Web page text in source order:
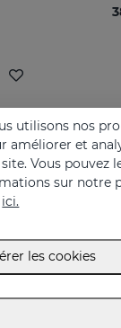
SESRETINAL Mature Skin Gel-Crème
utilisons nos
améliorer et
Vous pouvez
sur notre
ici.
les cookies